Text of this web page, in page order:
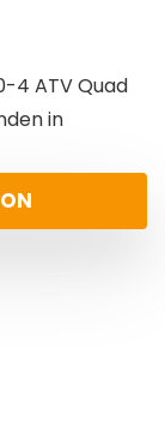
4 ATV Quad
in